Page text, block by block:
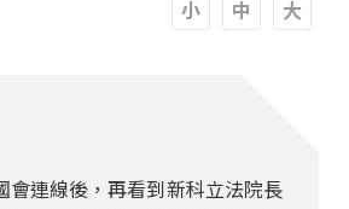
會連線後，再看到新科立法院長